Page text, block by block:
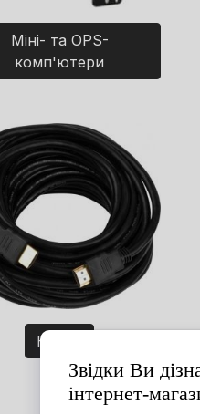
Міні- та OPS-
комп'ютери
Кабелі